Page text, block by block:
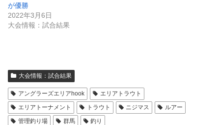
が優勝
2022年3月6日
大会情報：試合結果
大会情報：試合結果
アングラーズエリアhook
エリアトラウト
エリアトーナメント
トラウト ニジマス
ルアー
管理釣り場
群馬 釣り